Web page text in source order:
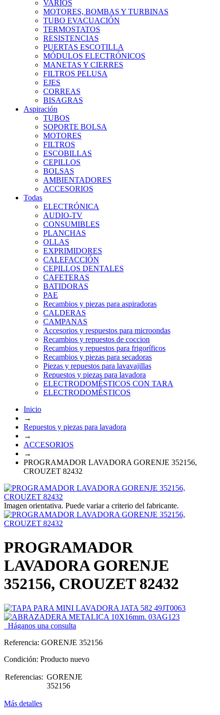
VARIOS
MOTORES, BOMBAS Y TURBINAS
TUBO EVACUACIÓN
TERMOSTATOS
RESISTENCIAS
PUERTAS ESCOTILLA
MÓDULOS ELECTRÓNICOS
MANETAS Y CIERRES
FILTROS PELUSA
EJES
CORREAS
BISAGRAS
Aspiración
TUBOS
SOPORTE BOLSA
MOTORES
FILTROS
ESCOBILLAS
CEPILLOS
BOLSAS
AMBIENTADORES
ACCESORIOS
Todas
ELECTRÓNICA
AUDIO-TV
CONSUMIBLES
PLANCHAS
OLLAS
EXPRIMIDORES
CALEFACCIÓN
CEPILLOS DENTALES
CAFETERAS
BATIDORAS
PAE
Recambios y piezas para aspiradoras
CALDERAS
CAMPANAS
Accesorios y respuestos para microondas
Recambios y repuestos de coccion
Recambios y repuestos para frigoríficos
Recambios y piezas para secadoras
Piezas y repuestos para lavavajillas
Repuestos y piezas para lavadora
ELECTRODOMÉSTICOS CON TARA
ELECTRODOMÉSTICOS
Inicio
→
Repuestos y piezas para lavadora
→
ACCESORIOS
→
PROGRAMADOR LAVADORA GORENJE 352156,
CROUZET 82432
Imagen orientativa. Puede variar a criterio del fabricante.
PROGRAMADOR
LAVADORA GORENJE
352156, CROUZET 82432
Háganos una consulta
Referencia: GORENJE 352156
Condición: Producto nuevo
Referencias: GORENJE
352156
Más detalles